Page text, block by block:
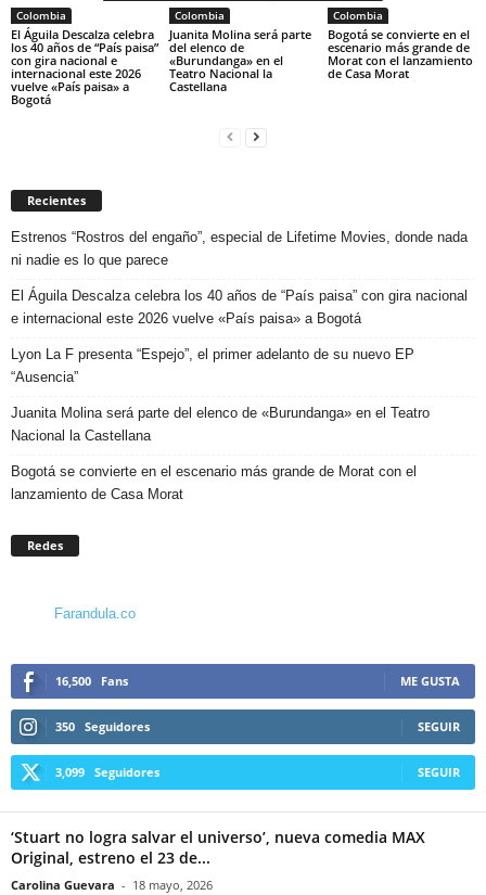
Colombia
El Águila Descalza celebra
los 40 años de “País paisa”
con gira nacional e
internacional este 2026
vuelve «País paisa» a
Bogotá
Colombia
Juanita Molina será parte
del elenco de
«Burundanga» en el
Teatro Nacional la
Castellana
Colombia
Bogotá se convierte en el
escenario más grande de
Morat con el lanzamiento
de Casa Morat
Recientes
Estrenos “Rostros del engaño”, especial de Lifetime Movies, donde nada
ni nadie es lo que parece
El Águila Descalza celebra los 40 años de “País paisa” con gira nacional
e internacional este 2026 vuelve «País paisa» a Bogotá
Lyon La F presenta “Espejo”, el primer adelanto de su nuevo EP
“Ausencia”
Juanita Molina será parte del elenco de «Burundanga» en el Teatro
Nacional la Castellana
Bogotá se convierte en el escenario más grande de Morat con el
lanzamiento de Casa Morat
Redes
Farandula.co
16,500 Fans ME GUSTA
350 Seguidores SEGUIR
3,099 Seguidores SEGUIR
‘Stuart no logra salvar el universo’, nueva comedia MAX
Original, estreno el 23 de...
Carolina Guevara - 18 mayo, 2026